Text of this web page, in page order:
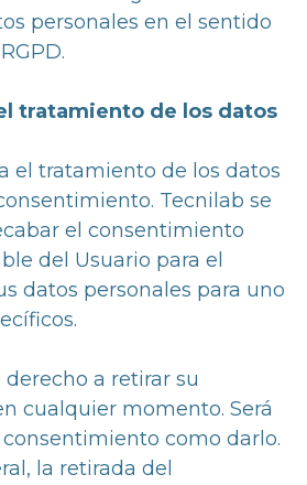
personales en el sentido
tratamiento de los datos
el tratamiento de los datos
Tecnilab se
el consentimiento
del Usuario para el
datos personales para uno
a retirar su
cualquier momento. Será
como darlo.
la retirada del